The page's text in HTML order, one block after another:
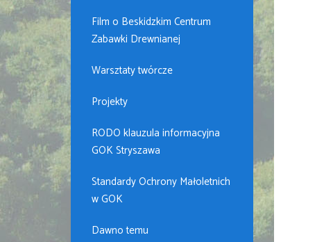
Film o Beskidzkim Centrum
Zabawki Drewnianej
Warsztaty twórcze
Projekty
RODO klauzula informacyjna
GOK Stryszawa
Standardy Ochrony Małoletnich
w GOK
Dawno temu